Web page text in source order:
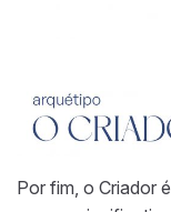
Por fim, o Criador